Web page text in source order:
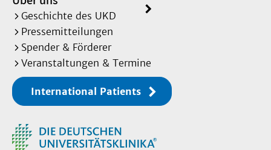
Geschichte des UKD
Pressemitteilungen
Spender & Förderer
Veranstaltungen & Termine
International Patients